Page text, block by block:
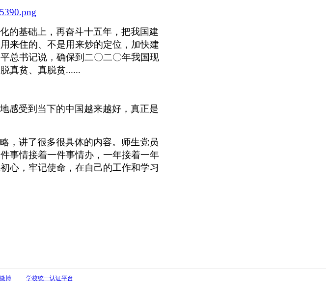
的基础上，再奋斗十五年，把我国建
来住的、不是用来炒的定位，加快建
总书记说，确保到二〇二〇年我国现
真贫、真脱贫......
感受到当下的中国越来越好，真正是
，讲了很多很具体的内容。师生党员
事情接着一件事情办，一年接着一年
心，牢记使命，在自己的工作和学习
博 学校统一认证平台